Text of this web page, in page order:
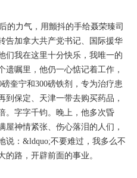
的力气，用颤抖的手给聂荣臻司
告加拿大共产党书记、国际援华
们我在这里十分快乐，我唯一的
遗嘱里，他仍一心惦记着工作，
奎宁和300磅铁剂，专为治疗患
到保定、天津一带去购买药品，
。字字千钧。晚上，他多次昏
屋神情紧张、伤心落泪的人们，
说：&ldquo;不要难过，我多么不
的路，开辟前面的事业。